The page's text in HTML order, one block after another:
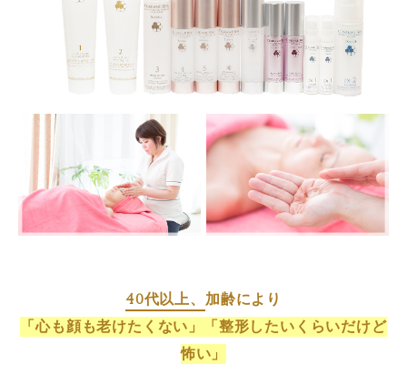
40代以上、 加齢により
「心も顔も老けたくない」「整形したいくらいだけど
怖い」